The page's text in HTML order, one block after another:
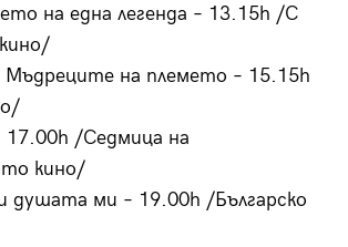
на една легенда – 13.15h /С
на племето – 15.15h
/Седмица на
кино/
душата ми – 19.00h /Българско